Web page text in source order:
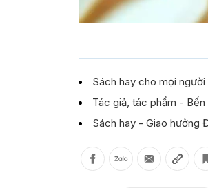
Sách hay cho mọi
Tác giả, tác phẩm -
Sách hay - Giao hưởng